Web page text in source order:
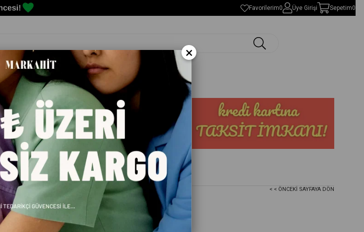
Favorilerim0 Üye Girişi Sepetim0
Spor Malzemeleri Markalar Blog
< < ÖNCEKI SAYFAYA DÖN
×